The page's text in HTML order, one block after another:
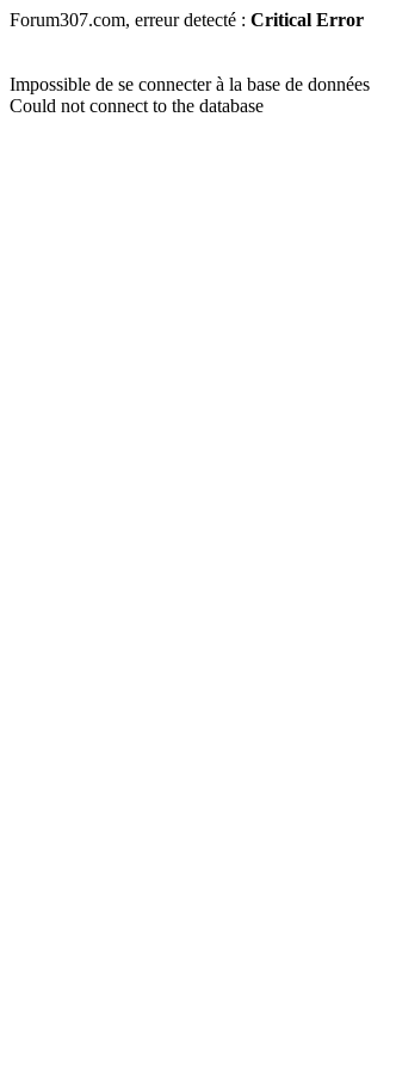
Forum307.com, erreur detecté : Critical Error
Impossible de se connecter à la base de données
Could not connect to the database